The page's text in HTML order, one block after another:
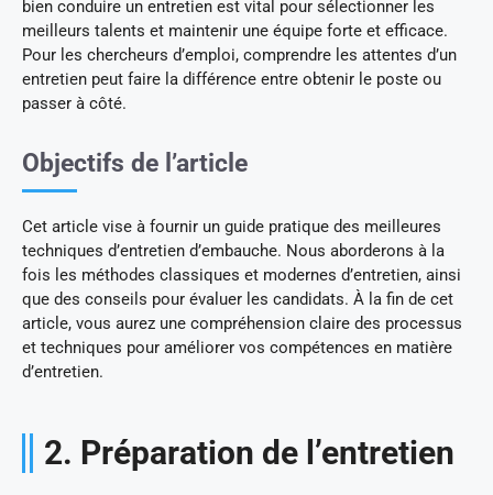
bien conduire un entretien est vital pour sélectionner les
meilleurs talents et maintenir une équipe forte et efficace.
Pour les chercheurs d’emploi, comprendre les attentes d’un
entretien peut faire la différence entre obtenir le poste ou
passer à côté.
Objectifs de l’article
Cet article vise à fournir un guide pratique des meilleures
techniques d’entretien d’embauche. Nous aborderons à la
fois les méthodes classiques et modernes d’entretien, ainsi
que des conseils pour évaluer les candidats. À la fin de cet
article, vous aurez une compréhension claire des processus
et techniques pour améliorer vos compétences en matière
d’entretien.
2. Préparation de l’entretien